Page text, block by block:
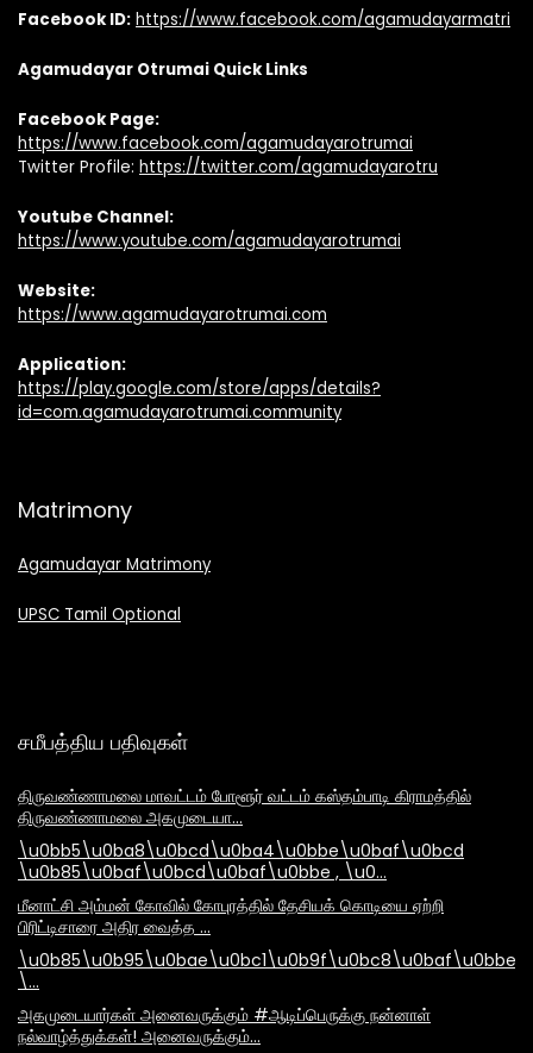
Facebook ID: https://www.facebook.com/agamudayarmatri
Agamudayar Otrumai Quick Links
Facebook Page:
https://www.facebook.com/agamudayarotrumai
Twitter Profile: https://twitter.com/agamudayarotru
Youtube Channel:
https://www.youtube.com/agamudayarotrumai
Website:
https://www.agamudayarotrumai.com
Application:
https://play.google.com/store/apps/details?
id=com.agamudayarotrumai.community
Matrimony
Agamudayar Matrimony
UPSC Tamil Optional
சமீபத்திய பதிவுகள்
திருவண்ணாமலை மாவட்டம் போளூர் வட்டம் கஸ்தம்பாடி கிராமத்தில்
திருவண்ணாமலை அகமுடையா…
\u0bb5\u0ba8\u0bcd\u0ba4\u0bbe\u0baf\u0bcd
\u0b85\u0baf\u0bcd\u0baf\u0bbe , \u0…
மீனாட்சி அம்மன் கோவில் கோபுரத்தில் தேசியக் கொடியை ஏற்றி
பிரிட்டிசாரை அதிர வைத்த …
\…
அகமுடையார்கள் அனைவருக்கும் #ஆடிப்பெருக்கு நன்னாள்
நல்வாழ்த்துக்கள்! அனைவருக்கும்…